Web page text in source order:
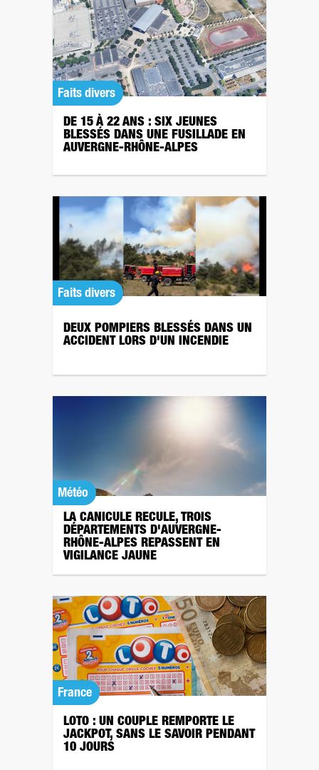
Faits divers
DE 15 À 22 ANS : SIX JEUNES
BLESSÉS DANS UNE FUSILLADE EN
AUVERGNE-RHÔNE-ALPES
Faits divers
DEUX POMPIERS BLESSÉS DANS UN
ACCIDENT LORS D'UN INCENDIE
Météo
LA CANICULE RECULE, TROIS
DÉPARTEMENTS D'AUVERGNE-
RHÔNE-ALPES REPASSENT EN
VIGILANCE JAUNE
France
LOTO : UN COUPLE REMPORTE LE
JACKPOT, SANS LE SAVOIR PENDANT
10 JOURS